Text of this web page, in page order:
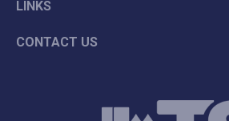
LINKS
CONTACT US